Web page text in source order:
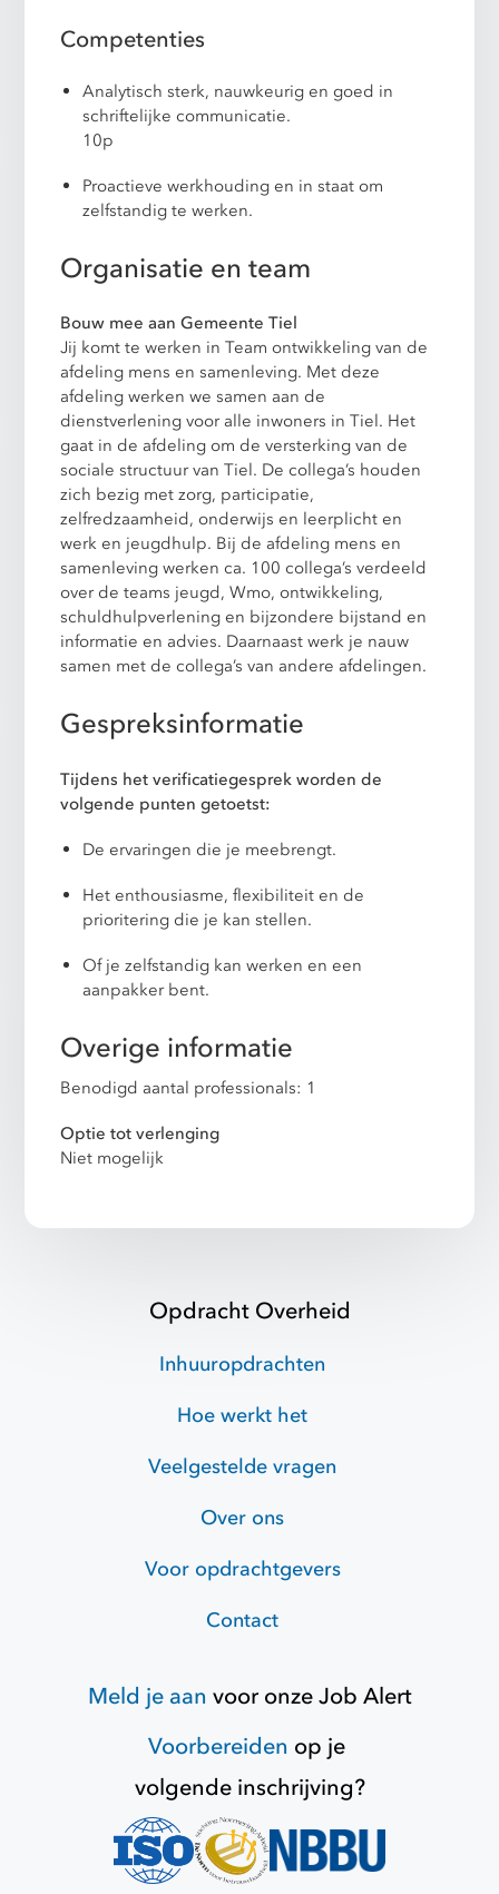
Competenties
Analytisch sterk, nauwkeurig en goed in
schriftelijke communicatie.
10p
Proactieve werkhouding en in staat om
zelfstandig te werken.
Organisatie en team
Bouw mee aan Gemeente Tiel
Jij komt te werken in Team ontwikkeling van de
afdeling mens en samenleving. Met deze
afdeling werken we samen aan de
dienstverlening voor alle inwoners in Tiel. Het
gaat in de afdeling om de versterking van de
sociale structuur van Tiel. De collega’s houden
zich bezig met zorg, participatie,
zelfredzaamheid, onderwijs en leerplicht en
werk en jeugdhulp. Bij de afdeling mens en
samenleving werken ca. 100 collega’s verdeeld
over de teams jeugd, Wmo, ontwikkeling,
schuldhulpverlening en bijzondere bijstand en
informatie en advies. Daarnaast werk je nauw
samen met de collega’s van andere afdelingen.
Gespreksinformatie
Tijdens het verificatiegesprek worden de
volgende punten getoetst:
De ervaringen die je meebrengt.
Het enthousiasme, flexibiliteit en de
prioritering die je kan stellen.
Of je zelfstandig kan werken en een
aanpakker bent.
Overige informatie
Benodigd aantal professionals: 1
Optie tot verlenging
Niet mogelijk
Opdracht Overheid
Inhuuropdrachten
Hoe werkt het
Veelgestelde vragen
Over ons
Voor opdrachtgevers
Contact
Meld je aan voor onzeJob Alert
Voorbereiden op je
volgende inschrijving?